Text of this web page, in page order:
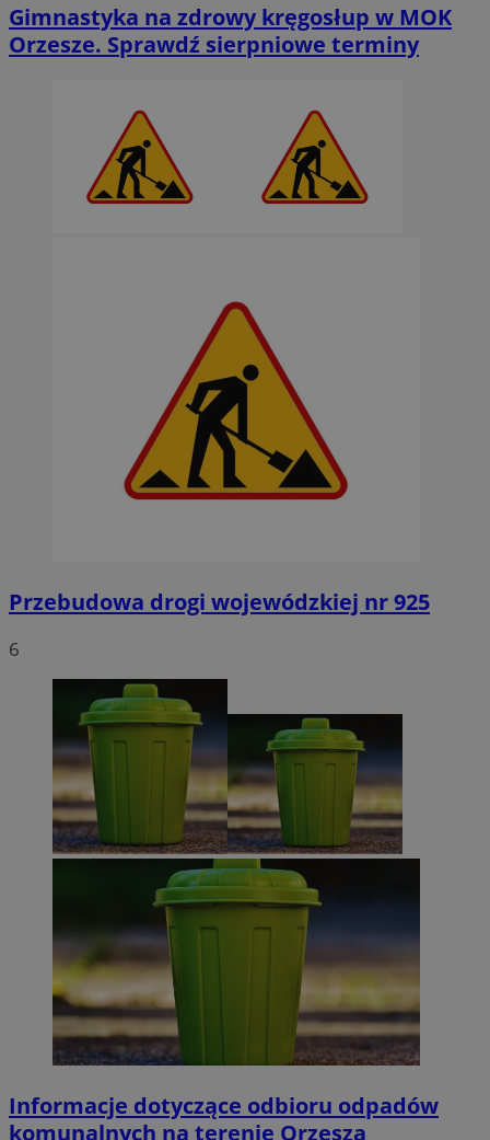
Gimnastyka na zdrowy kręgosłup w MOK
Orzesze. Sprawdź sierpniowe terminy
Przebudowa drogi wojewódzkiej nr 925
6
Informacje dotyczące odbioru odpadów
komunalnych na terenie Orzesza